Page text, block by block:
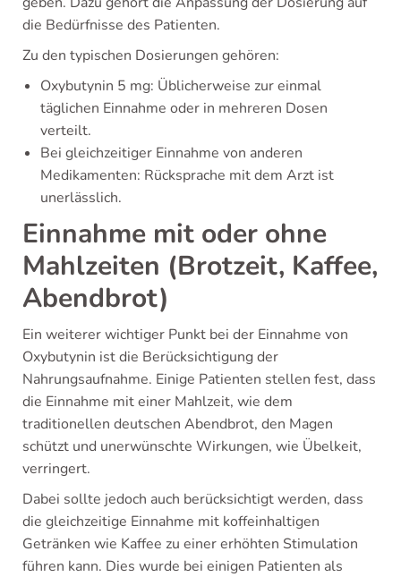
die Bedürfnisse des Patienten.
Zu den typischen Dosierungen gehören:
Oxybutynin 5 mg: Üblicherweise zur einmal
täglichen Einnahme oder in mehreren Dosen
verteilt.
Bei gleichzeitiger Einnahme von anderen
Medikamenten: Rücksprache mit dem Arzt ist
unerlässlich.
Einnahme mit oder ohne
Mahlzeiten (Brotzeit, Kaffee,
Abendbrot)
Ein weiterer wichtiger Punkt bei der Einnahme von
Oxybutynin ist die Berücksichtigung der
Nahrungsaufnahme. Einige Patienten stellen fest, dass
die Einnahme mit einer Mahlzeit, wie dem
traditionellen deutschen Abendbrot, den Magen
schützt und unerwünschte Wirkungen, wie Übelkeit,
verringert.
Dabei sollte jedoch auch berücksichtigt werden, dass
die gleichzeitige Einnahme mit koffeinhaltigen
Getränken wie Kaffee zu einer erhöhten Stimulation
führen kann. Dies wurde bei einigen Patienten als